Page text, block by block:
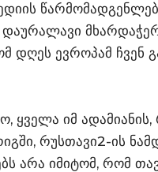
დღეს ევროპამ ჩვენ
ყველა იმ
რუსთავი2-ის
არა იმიტომ, რომ